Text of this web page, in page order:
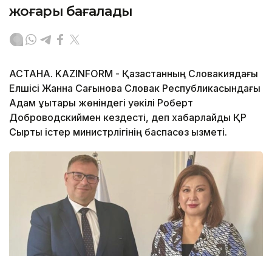
жоғары бағалады
АСТАНА. KAZINFORM - Қазақстанның Словакиядағы
Елшісі Жанна Сағынова Словак Республикасындағы
Адам құқықтары жөніндегі уәкілі Роберт
Доброводскиймен кездесті, деп хабарлайды ҚР
Сыртқы істер министрлігінің баспасөз қызметі.